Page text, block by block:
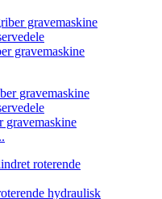
gravemaskine
gravemaskine
hydraulisk